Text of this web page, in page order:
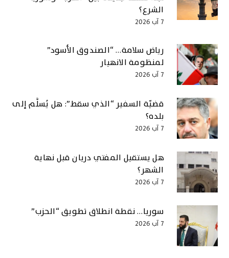
الشرع؟
7 آب 2026
رياض سلامة… “الصندوق الأسود”
لمنظومة الانهيار
7 آب 2026
قضيّة السفير “الذي سقط”: هل يُسلَّم إلى
بلده؟
7 آب 2026
هل يستقيل المفتي دريان قبل نهاية
الشهر؟
7 آب 2026
سوريا… نقطة انطلاق تطويق “الحزب”
7 آب 2026